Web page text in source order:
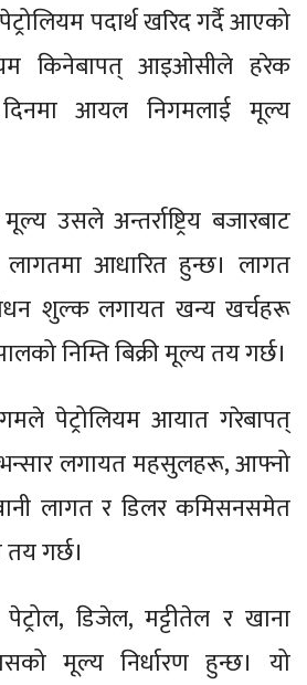
पदार्थ खरिद गर्दै आएको
किनेबापत् आइओसीले हरेक
दिनमा आयल निगमलाई मूल्य
उसले अन्तर्राष्ट्रिय बजारबाट
आधारित हुन्छ। लागत
शुल्क लगायत खन्य खर्चहरू
निम्ति बिक्री मूल्य तय गर्छ।
पेट्रोलियम आयात गरेबापत्
भन्सार लगायत महसुलहरू, आफ्नो
लागत र डिलर कमिसनसमेत
गर्छ।
डिजेल, मट्टीतेल र खाना
मूल्य निर्धारण हुन्छ। यो